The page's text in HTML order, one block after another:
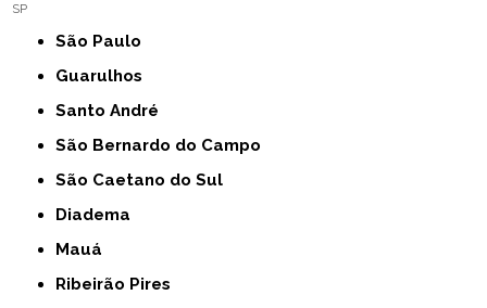
SP
São Paulo
Guarulhos
Santo André
São Bernardo do Campo
São Caetano do Sul
Diadema
Mauá
Ribeirão Pires